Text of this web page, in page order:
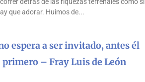
que adorar. Huimos de
espera a ser invitado, antes él
– Fray Luis de León